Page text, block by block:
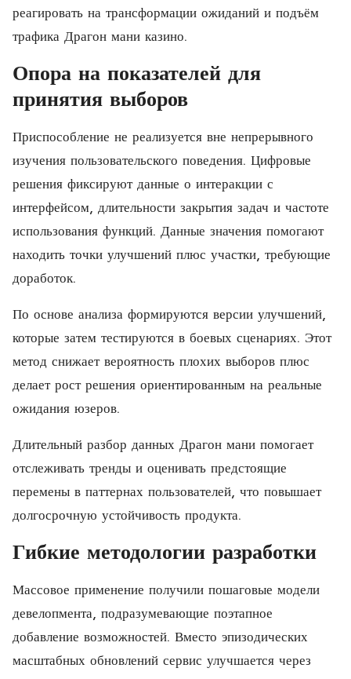
реагировать на трансформации ожиданий и подъём
трафика Драгон мани казино.
Опора на показателей для
принятия выборов
Приспособление не реализуется вне непрерывного
изучения пользовательского поведения. Цифровые
решения фиксируют данные о интеракции с
интерфейсом, длительности закрытия задач и частоте
использования функций. Данные значения помогают
находить точки улучшений плюс участки, требующие
доработок.
По основе анализа формируются версии улучшений,
которые затем тестируются в боевых сценариях. Этот
метод снижает вероятность плохих выборов плюс
делает рост решения ориентированным на реальные
ожидания юзеров.
Длительный разбор данных Драгон мани помогает
отслеживать тренды и оценивать предстоящие
перемены в паттернах пользователей, что повышает
долгосрочную устойчивость продукта.
Гибкие методологии разработки
Массовое применение получили пошаговые модели
девелопмента, подразумевающие поэтапное
добавление возможностей. Вместо эпизодических
масштабных обновлений сервис улучшается через